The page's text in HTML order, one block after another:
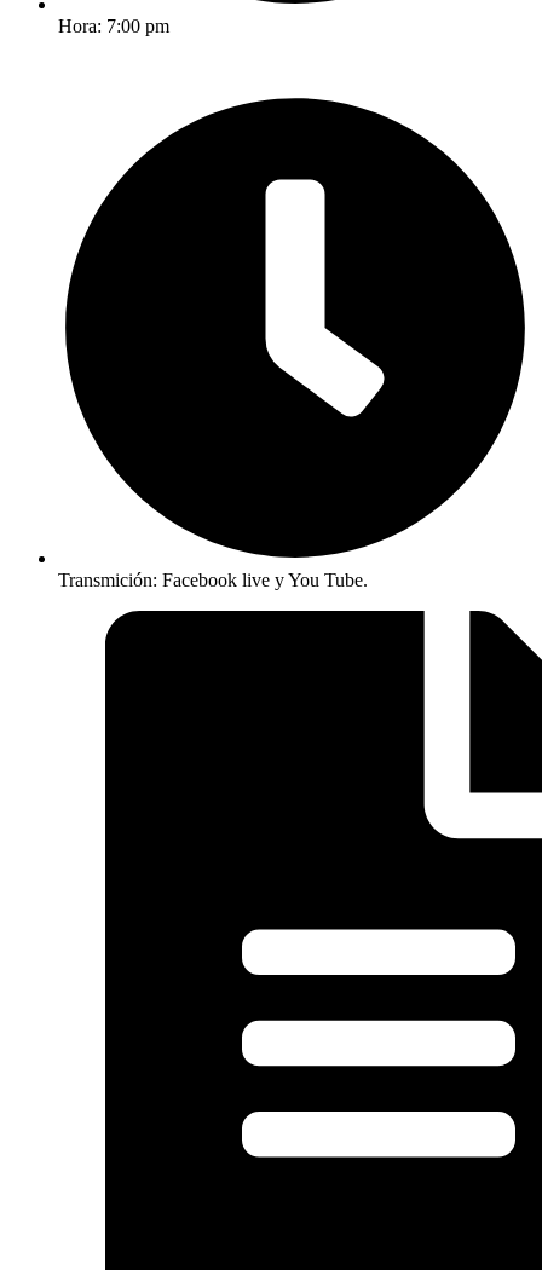
Hora: 7:00 pm
Transmición: Facebook live y You Tube.